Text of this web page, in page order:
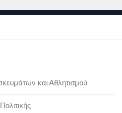
και Αθλητισμού